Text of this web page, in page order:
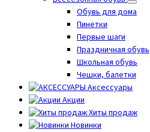
Обувь для дома
Пинетки
Первые шаги
Праздничная обувь
Школьная обувь
Чешки, балетки
Аксессуары
Акции
Хиты продаж
Новинки